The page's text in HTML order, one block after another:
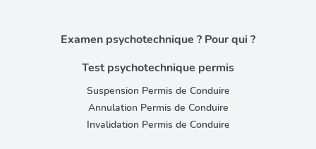
Examen psychotechnique ? Pour qui ?
Test psychotechnique permis
Suspension Permis de Conduire
Annulation Permis de Conduire
Invalidation Permis de Conduire